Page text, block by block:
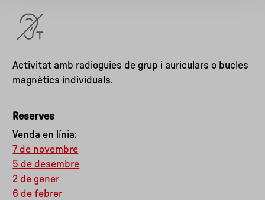
Activitat amb radioguies de grup i auriculars o bucles
magnètics individuals.
Reserves
Venda en línia:
7 de novembre
5 de desembre
2 de gener
6 de febrer